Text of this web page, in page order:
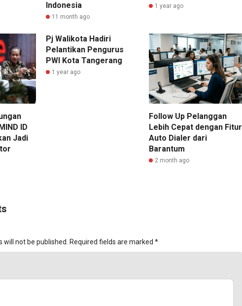
Indonesia
11 month ago
1 year ago
ID
Jadi
Pj Walikota Hadiri
Pelantikan Pengurus
PWI Kota Tangerang
1 year ago
Follow Up Pelanggan
Lebih Cepat dengan Fitur
Auto Dialer dari
Barantum
2 month ago
will not be published. Required fields are marked *